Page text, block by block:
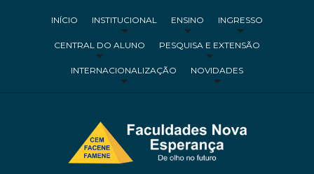
INÍCIO INSTITUCIONAL ENSINO INGRESSO
CENTRAL DO ALUNO PESQUISA E EXTENSÃO
INTERNACIONALIZAÇÃO NOVIDADES